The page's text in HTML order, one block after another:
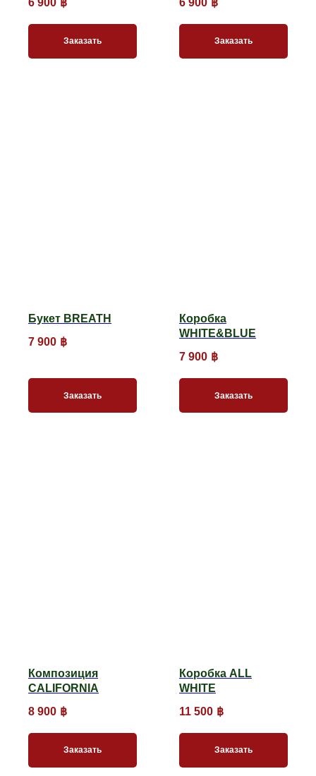
Заказать Заказать
Букет BREATH
7 900 ฿
Заказать
Коробка
WHITE&BLUE
7 900 ฿
Заказать
Композиция
CALIFORNIA
8 900 ฿
Заказать
Коробка ALL
WHITE
11 500 ฿
Заказать